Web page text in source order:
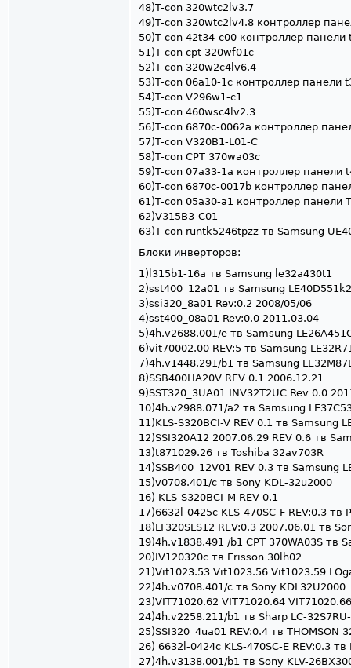
48)T-con 320wtc2lv3.7
49)T-con 320wtc2lv4.8 контроллер
50)T-con 42t34-c00 контроллер
51)T-con cpt 320wf01c
52)T-con 320w2c4lv6.4
53)T-con 06a10-1c контроллер панели
54)T-con V296w1-c1
55)T-con 460wsc4lv2.3
56)T-con 6870c-0062a контроллер
57)T-con V320B1-L01-C
58)T-con CPT 370wa03c
59)T-con 07a33-1a контроллер панели
60)T-con 6870c-0017b контроллер
61)T-con 05a30-a1 контроллер панели
62)V315B3-C01
63)T-con runtk5246tpzz тв Samsung
Блоки инверторов:
1)l315b1-16a тв Samsung le32a430t1
2)sst400_12a01 тв Samsung
3)ssi320_8a01 Rev:0.2 2008/05/06
4)sst400_08a01 Rev:0.0 2011.03.04
5)4h.v2688.001/e тв Samsung
6)vit70002.00 REV:5 тв Samsung
7)4h.v1448.291/b1 тв Samsung
8)SSB400HA20V REV 0.1 2006.12.21
9)SST320_3UA01 INV32T2UC Rev 0.0
10)4h.v2988.071/a2 тв Samsung
11)KLS-S320BCI-V REV 0.1 тв Samsung
12)SSI320A12 2007.06.29 REV 0.6 тв
13)t871029.26 тв Toshiba 32av703R
14)SSB400_12V01 REV 0.3 тв Samsung
15)v0708.401/c тв Sony KDL-32u2000
16) KLS-S320BCI-M REV 0.1
17)6632l-0425c KLS-470SC-F REV:0.3 тв
18)LT320SLS12 REV:0.3 2007.06.01 тв
19)4h.v1838.491 /b1 CPT 370WA03S тв
20)IV120320c тв Erisson 30lh02
21)Vit1023.53 Vit1023.56 Vit1023.59
22)4h.v0708.401/c тв Sony KDL32U2000
23)VIT71020.62 VIT71020.64
24)4h.v2258.211/b1 тв Sharp LC-
25)SSI320_4ua01 REV:0.4 тв THOMSON
26) 6632l-0424c KLS-470SC-E REV:0.3
27)4h.v3138.001/b1 тв Sony KLV-